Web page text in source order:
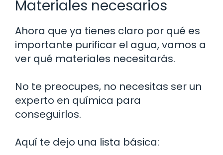
Materiales necesarios
Ahora que ya tienes claro por qué es
importante purificar el agua, vamos a
ver qué materiales necesitarás.
No te preocupes, no necesitas ser un
experto en química para
conseguirlos.
Aquí te dejo una lista básica: